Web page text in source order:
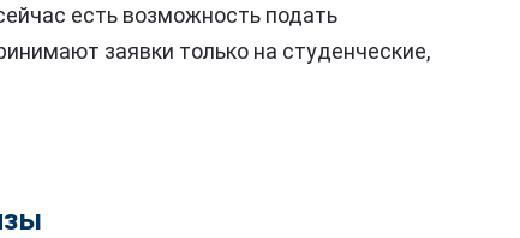
есть возможность подать
заявки только на студенческие,